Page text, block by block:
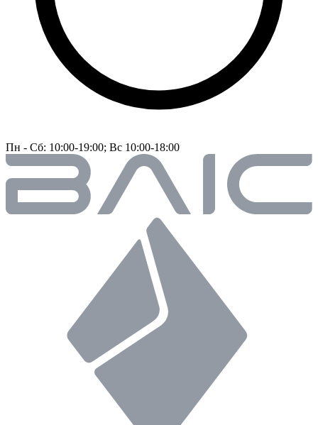
Пн - Сб: 10:00-19:00; Вс 10:00-18:00